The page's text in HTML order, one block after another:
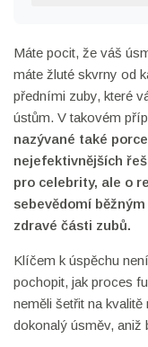
Máte pocit, že váš
máte žluté skvrny od
předními zuby, které
ústům. V takovém
nazývané také
nejefektivnějších
pro celebrity, ale o
sebevědomí
zdravé části zubů.
Klíčem k úspěchu
pochopit, jak proces
neměli šetřit na
dokonalý úsměv, aniž